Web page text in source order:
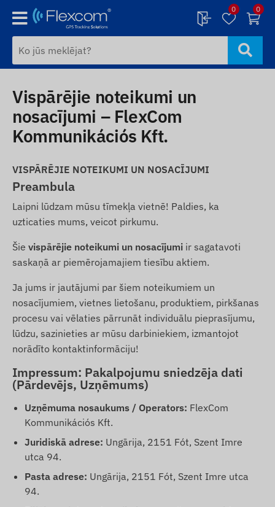
0 0
Vispārējie noteikumi un
nosacījumi – FlexCom
Kommunikációs Kft.
VISPĀRĒJIE NOTEIKUMI UN NOSACĪJUMI
Preambula
Laipni lūdzam mūsu tīmekļa vietnē! Paldies, ka
uzticaties mums, veicot pirkumu.
Šie vispārējie noteikumi un nosacījumi ir sagatavoti
saskaņā ar piemērojamajiem tiesību aktiem.
Ja jums ir jautājumi par šiem noteikumiem un
nosacījumiem, vietnes lietošanu, produktiem, pirkšanas
procesu vai vēlaties pārrunāt individuālu pieprasījumu,
lūdzu, sazinieties ar mūsu darbiniekiem, izmantojot
norādīto kontaktinformāciju!
Impressum: Pakalpojumu sniedzēja dati
(Pārdevējs, Uzņēmums)
Uzņēmuma nosaukums / Operators: FlexCom
Kommunikációs Kft.
Juridiskā adrese: Ungārija, 2151 Fót, Szent Imre
utca 94.
Pasta adrese: Ungārija, 2151 Fót, Szent Imre utca
94.